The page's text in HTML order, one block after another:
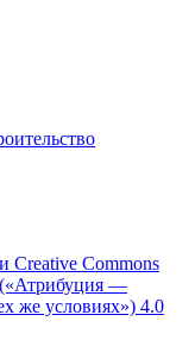
Creative Commons
(«Атрибуция —
же условиях») 4.0